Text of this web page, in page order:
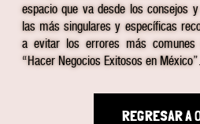
espacio que va desde los consejos
las más singulares y específicas
a evitar los errores más
“Hacer Negocios Exitosos en México”.
REGRESAR A